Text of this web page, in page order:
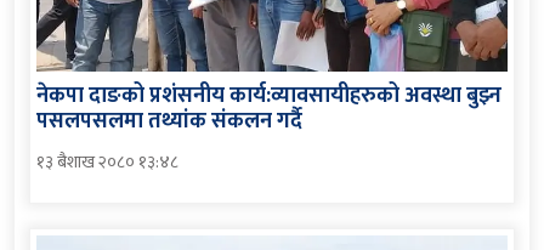
नेकपा दाङको प्रशंसनीय कार्य:व्यावसायीहरुको अवस्था बुझ्न
पसलपसलमा तथ्यांक संकलन गर्दै
१३ बैशाख २०८० १३:४८